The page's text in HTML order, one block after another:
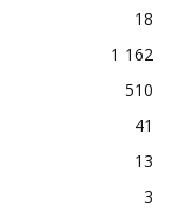
18
1 162
510
41
13
3